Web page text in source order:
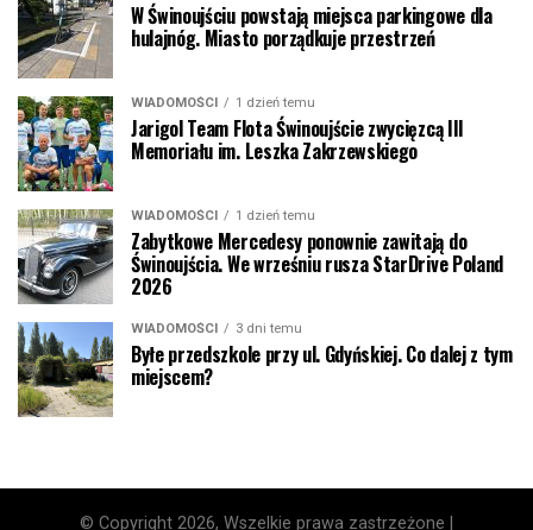
W Świnoujściu powstają miejsca parkingowe dla
hulajnóg. Miasto porządkuje przestrzeń
WIADOMOŚCI 1 dzień temu
Jarigol Team Flota Świnoujście zwycięzcą III
Memoriału im. Leszka Zakrzewskiego
WIADOMOŚCI 1 dzień temu
Zabytkowe Mercedesy ponownie zawitają do
Świnoujścia. We wrześniu rusza StarDrive Poland
2026
WIADOMOŚCI 3 dni temu
Byłe przedszkole przy ul. Gdyńskiej. Co dalej z tym
miejscem?
© Copyright 2026, Wszelkie prawa zastrzeżone |